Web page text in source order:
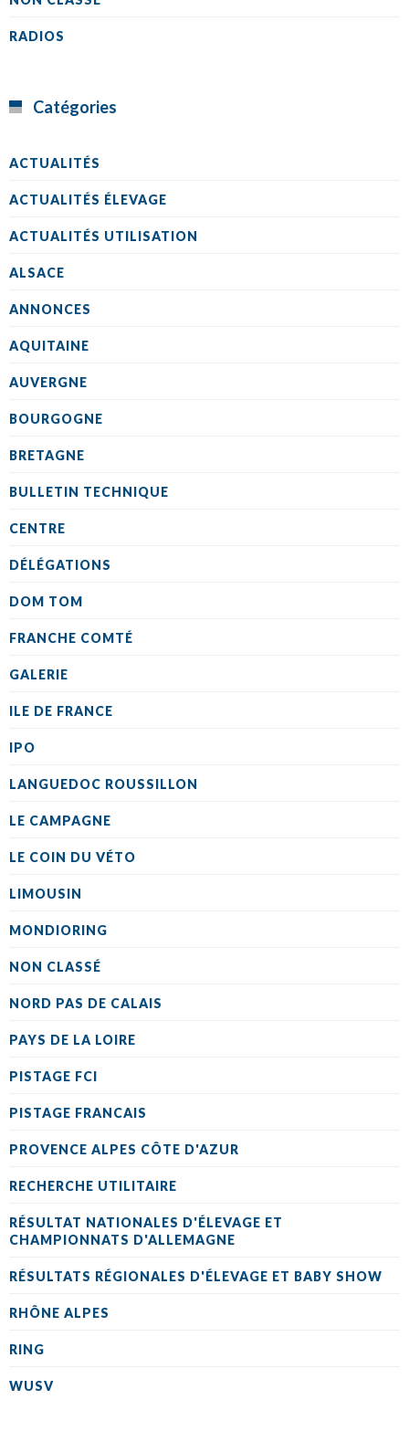
RADIOS
Catégories
ACTUALITÉS
ACTUALITÉS ÉLEVAGE
ACTUALITÉS UTILISATION
ALSACE
ANNONCES
AQUITAINE
AUVERGNE
BOURGOGNE
BRETAGNE
BULLETIN TECHNIQUE
CENTRE
DÉLÉGATIONS
DOM TOM
FRANCHE COMTÉ
GALERIE
ILE DE FRANCE
IPO
LANGUEDOC ROUSSILLON
LE CAMPAGNE
LE COIN DU VÉTO
LIMOUSIN
MONDIORING
NON CLASSÉ
NORD PAS DE CALAIS
PAYS DE LA LOIRE
PISTAGE FCI
PISTAGE FRANCAIS
PROVENCE ALPES CÔTE D'AZUR
RECHERCHE UTILITAIRE
RÉSULTAT NATIONALES D'ÉLEVAGE ET
CHAMPIONNATS D'ALLEMAGNE
RÉSULTATS RÉGIONALES D'ÉLEVAGE ET BABY SHOW
RHÔNE ALPES
RING
WUSV